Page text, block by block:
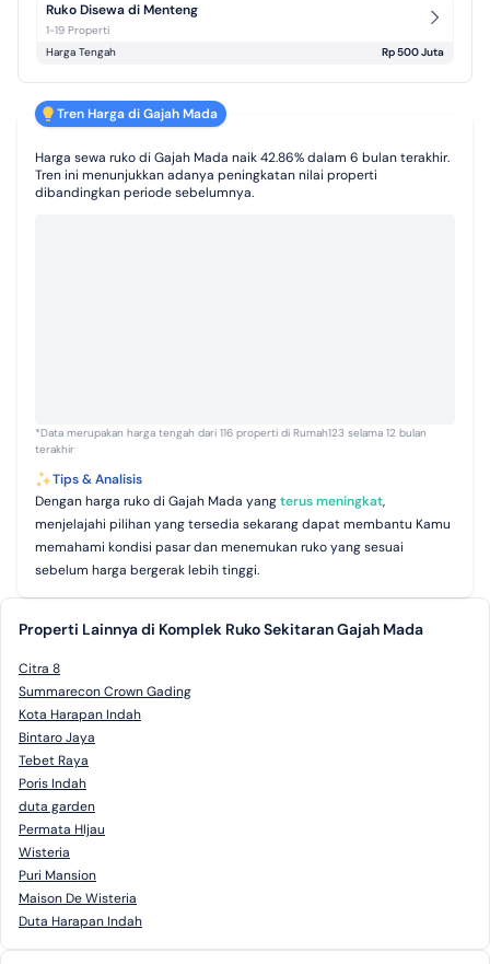
Tren Harga di Gajah Mada
Harga sewa ruko di Gajah Mada naik 42.86% dalam 6 bulan terakhir.
Tren ini menunjukkan adanya peningkatan nilai properti
dibandingkan periode sebelumnya.
*Data merupakan harga tengah dari 116 properti di Rumah123 selama 12 bulan
terakhir
Tips & Analisis
Dengan harga ruko di Gajah Mada yangterus meningkat,
menjelajahi pilihan yang tersedia sekarang dapat membantu Kamu
memahami kondisi pasar dan menemukan ruko yang sesuai
sebelum harga bergerak lebih tinggi.
Ruko Disewa di Menteng
1-19 Properti
Harga Tengah
Rp 500 Juta
Properti Lainnya di Komplek Ruko Sekitaran Gajah Mada
Citra 8
Summarecon Crown Gading
Kota Harapan Indah
Bintaro Jaya
Tebet Raya
Poris Indah
duta garden
Permata HIjau
Wisteria
Puri Mansion
Maison De Wisteria
Duta Harapan Indah